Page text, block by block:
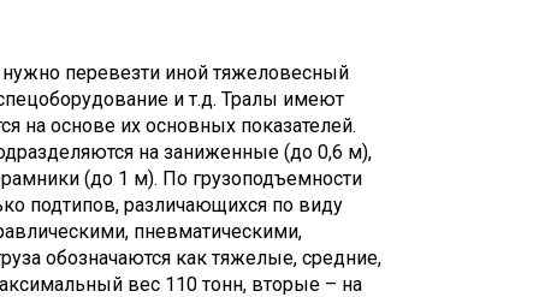
перевезти иной тяжеловесный
и т.д. Тралы имеют
на основе их основных показателей.
на заниженные (до 0,6 м),
(до 1 м). По грузоподъемности
подтипов, различающихся по виду
пневматическими,
обозначаются как тяжелые, средние,
вес 110 тонн, вторые – на